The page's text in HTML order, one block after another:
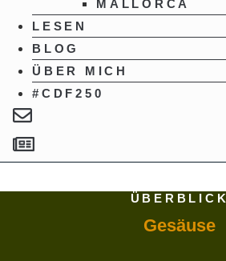
MALLORCA
LESEN
BLOG
ÜBER MICH
#CDF250
ÜBERBLICK
Gesäuse